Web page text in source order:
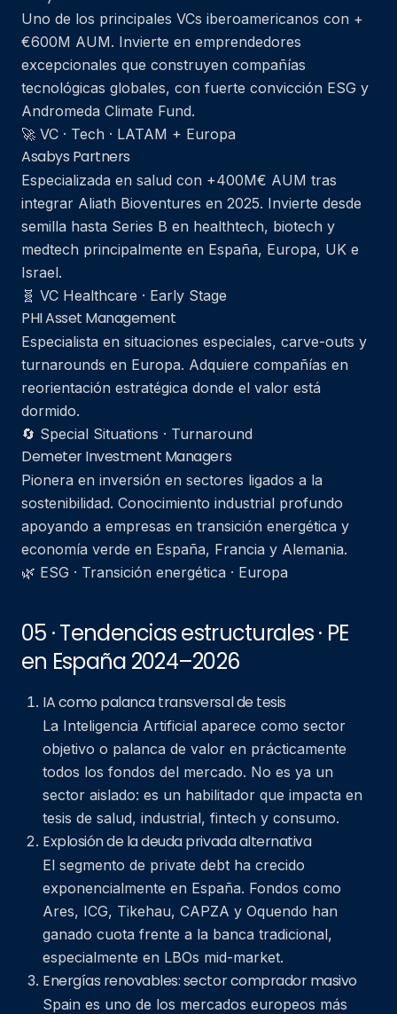
Uno de los principales VCs iberoamericanos con +
€600M AUM. Invierte en emprendedores
excepcionales que construyen compañías
tecnológicas globales, con fuerte convicción ESG y
Andromeda Climate Fund.
🚀 VC · Tech · LATAM + Europa
Asabys Partners
Especializada en salud con +400M€ AUM tras
integrar Aliath Bioventures en 2025. Invierte desde
semilla hasta Series B en healthtech, biotech y
medtech principalmente en España, Europa, UK e
Israel.
🧬 VC Healthcare · Early Stage
PHI Asset Management
Especialista en situaciones especiales, carve-outs y
turnarounds en Europa. Adquiere compañías en
reorientación estratégica donde el valor está
dormido.
🔄 Special Situations · Turnaround
Demeter Investment Managers
Pionera en inversión en sectores ligados a la
sostenibilidad. Conocimiento industrial profundo
apoyando a empresas en transición energética y
economía verde en España, Francia y Alemania.
🌿 ESG · Transición energética · Europa
05 · Tendencias estructurales · PE
en España 2024–2026
IA como palanca transversal de tesis
La Inteligencia Artificial aparece como sector
objetivo o palanca de valor en prácticamente
todos los fondos del mercado. No es ya un
sector aislado: es un habilitador que impacta en
tesis de salud, industrial, fintech y consumo.
Explosión de la deuda privada alternativa
El segmento de private debt ha crecido
exponencialmente en España. Fondos como
Ares, ICG, Tikehau, CAPZA y Oquendo han
ganado cuota frente a la banca tradicional,
especialmente en LBOs mid-market.
Energías renovables: sector comprador masivo
Spain es uno de los mercados europeos más